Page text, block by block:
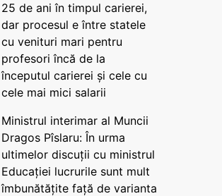
25 de ani în timpul carierei,
dar procesul e între statele
cu venituri mari pentru
profesori încă de la
începutul carierei și cele cu
cele mai mici salarii
Ministrul interimar al Muncii
Dragos Pîslaru: În urma
ultimelor discuții cu ministrul
Educației lucrurile sunt mult
îmbunătățite față de varianta